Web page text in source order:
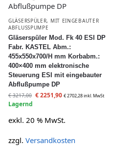
GLÄSERSPÜLER, MIT EINGEBAUTER
ABFLUSSPUMPE
Gläserspüler Mod. Fk 40 ESI DP
Fabr. KASTEL Abm.:
455x550x700/H mm Korbabm.:
400×400 mm elektronische
Steuerung ESI mit eingebauter
Abflußpumpe DP
€3217,00 €2251,90 €2702,28inkl. MwSt
Lagernd
exkl. 20 % MwSt.
zzgl. Versandkosten